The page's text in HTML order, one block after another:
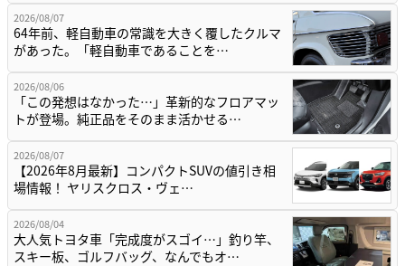
2026/08/07
64年前、軽自動車の常識を大きく覆したクルマ
があった。「軽自動車であることを…
2026/08/06
「この発想はなかった…」革新的なフロアマッ
トが登場。純正品をそのまま活かせる…
2026/08/07
【2026年8月最新】コンパクトSUVの値引き相
場情報！ ヤリスクロス・ヴェ…
2026/08/04
大人気トヨタ車「完成度がスゴイ…」釣り竿、
スキー板、ゴルフバッグ、なんでもオ…